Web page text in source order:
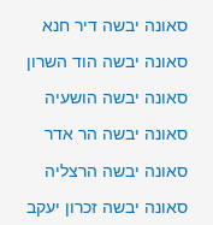
סאונה יבשה דיר חנא
סאונה יבשה הוד השרון
סאונה יבשה הושעיה
סאונה יבשה הר אדר
סאונה יבשה הרצליה
סאונה יבשה זכרון יעקב